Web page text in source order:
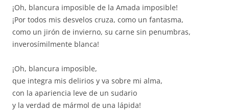
¡Oh, blancura imposible de la Amada imposible!
¡Por todos mis desvelos cruza, como un fantasma,
como un jirón de invierno, su carne sin penumbras,
inverosímilmente blanca!
¡Oh, blancura imposible,
que integra mis delirios y va sobre mi alma,
con la apariencia leve de un sudario
y la verdad de mármol de una lápida!